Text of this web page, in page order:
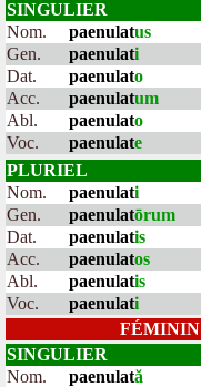
SINGULIER
Nom.
paenulatus
Gen.
paenulati
Dat.
paenulato
Acc.
paenulatum
Abl.
paenulato
Voc.
paenulate
PLURIEL
Nom.
paenulati
Gen.
paenulatōrum
Dat.
paenulatis
Acc.
paenulatos
Abl.
paenulatis
Voc.
paenulati
FÉMININ
SINGULIER
Nom.
paenulată